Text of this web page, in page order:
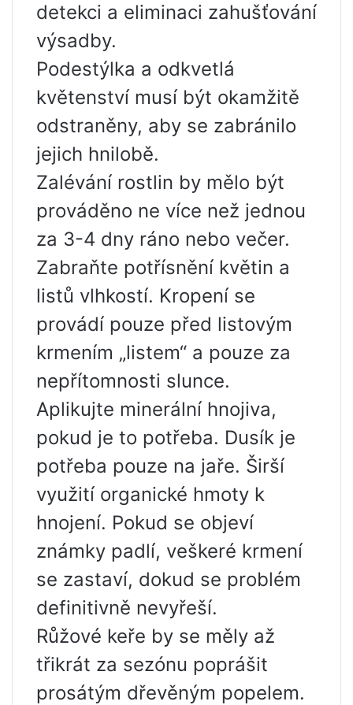
detekci a eliminaci zahušťování
výsadby.
Podestýlka a odkvetlá
květenství musí být okamžitě
odstraněny, aby se zabránilo
jejich hnilobě.
Zalévání rostlin by mělo být
prováděno ne více než jednou
za 3-4 dny ráno nebo večer.
Zabraňte potřísnění květin a
listů vlhkostí. Kropení se
provádí pouze před listovým
krmením „listem“ a pouze za
nepřítomnosti slunce.
Aplikujte minerální hnojiva,
pokud je to potřeba. Dusík je
potřeba pouze na jaře. Širší
využití organické hmoty k
hnojení. Pokud se objeví
známky padlí, veškeré krmení
se zastaví, dokud se problém
definitivně nevyřeší.
Růžové keře by se měly až
třikrát za sezónu poprášit
prosátým dřevěným popelem.